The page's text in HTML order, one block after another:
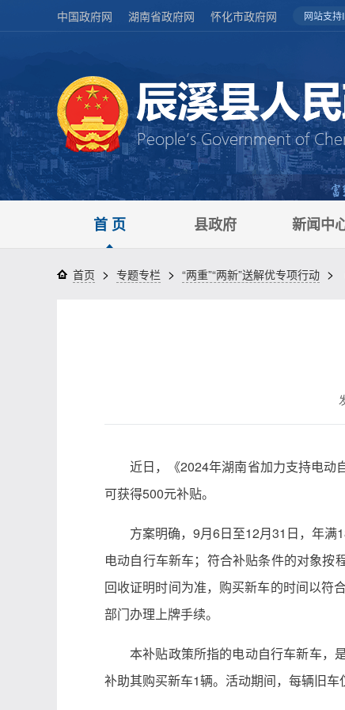
中国政府网 湖南省政府网 怀化市政府网 网站支持
首 页 县政府 新闻中
首页 > 专题专栏 > “两重”“两新”送解优专项行动 >
近日，《2024年湖南省加力支持电动
可获得500元补贴。
方案明确，9月6日至12月31日，年
电动自行车新车；符合补贴条件的对象按
回收证明时间为准，购买新车的时间以符
部门办理上牌手续。
本补贴政策所指的电动自行车新车，
补助其购买新车1辆。活动期间，每辆旧